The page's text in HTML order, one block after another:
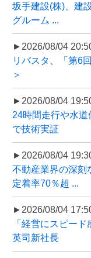
坂手建設(株)、建
グルーム ...
►2026/08/04
リバスタ、「第6
＞
►2026/08/04
24時間走行や水
で技術実証
►2026/08/04
不動産業界の深刻
定着率70％超 ...
►2026/08/04
「経営にスピー
英司新社長